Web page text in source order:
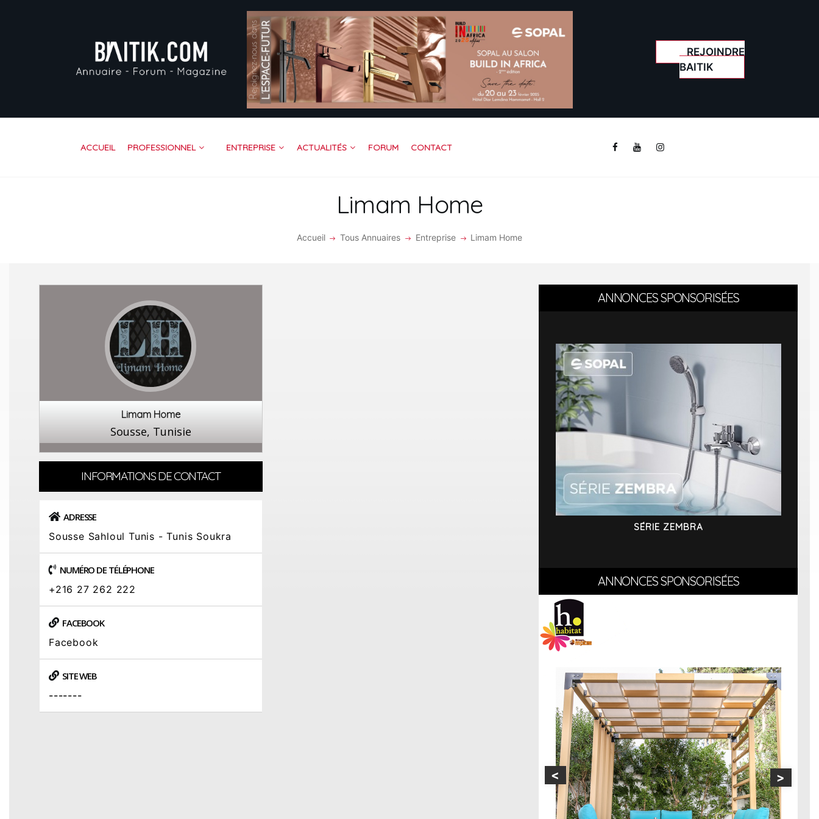
REJOINDRE
BAITIK
ACCUEIL PROFESSIONNEL ENTREPRISE ACTUALITÉS FORUM CONTACT
Limam Home
Accueil Tous Annuaires Entreprise Limam Home
ACCUEIL
PROFESSIONNEL
ENTREPRISE
VIDÉOS
FORUM
REJOINDRE BAITIK
Limam Home
Sousse, Tunisie
INFORMATIONS DE CONTACT
ADRESSE
Sousse Sahloul Tunis - Tunis Soukra
NUMÉRO DE TÉLÉPHONE
+216 27 262 222
FACEBOOK
Facebook
SITE WEB
-------
ANNONCES SPONSORISÉES
SÉRIE ZEMBRA
ANNONCES SPONSORISÉES